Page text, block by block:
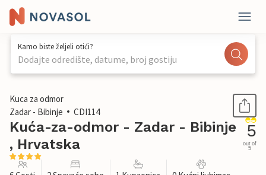
Kamo biste željeli otići?
Dodajte odredište, datume, broj gostiju
1 / 21
Kuca za odmor
Zadar - Bibinje
CDI114
Kuća-za-odmor - Zadar - Bibinje
, Hrvatska
5
out of
5